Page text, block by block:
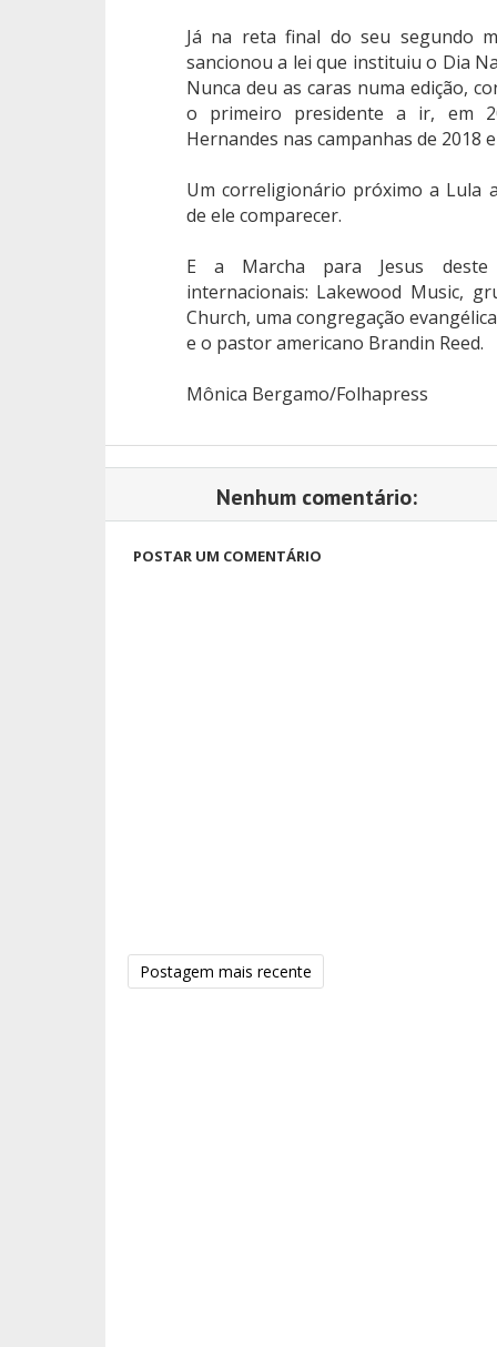
Já na reta final do seu segundo
sancionou a lei que instituiu o Dia
Nunca deu as caras numa edição,
o primeiro presidente a ir, em
Hernandes nas campanhas de 2018
Um correligionário próximo a Lula
de ele comparecer.
E a Marcha para Jesus
internacionais: Lakewood Music,
Church, uma congregação
e o pastor americano Brandin Reed.
Mônica Bergamo/Folhapress
Nenhum comentário:
POSTAR UM COMENTÁRIO
Postagem mais recente